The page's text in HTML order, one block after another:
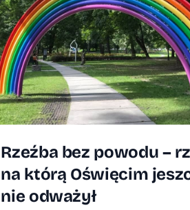
Rzeźba bez powodu –
na którą Oświęcim
nie odważył